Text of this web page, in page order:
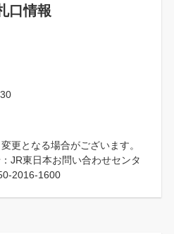
口情報
更となる場合がございます。
JR東日本お問い合わせセンタ
2016-1600